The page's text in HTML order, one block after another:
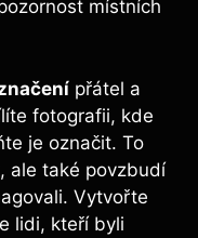
místních
přátel a
fotografii, kde
je označit. To
ale také povzbudí
Vytvořte
lidi, kteří byli